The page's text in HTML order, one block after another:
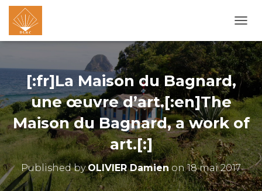
U
V
R
I
R
F
E
R
M
E
R
L
A
[:fr]La Maison du Bagnard,
une œuvre d’art.[:en]The
Maison du Bagnard, a work of
art.[:]
Published byOLIVIER Damienon18 mai 2017